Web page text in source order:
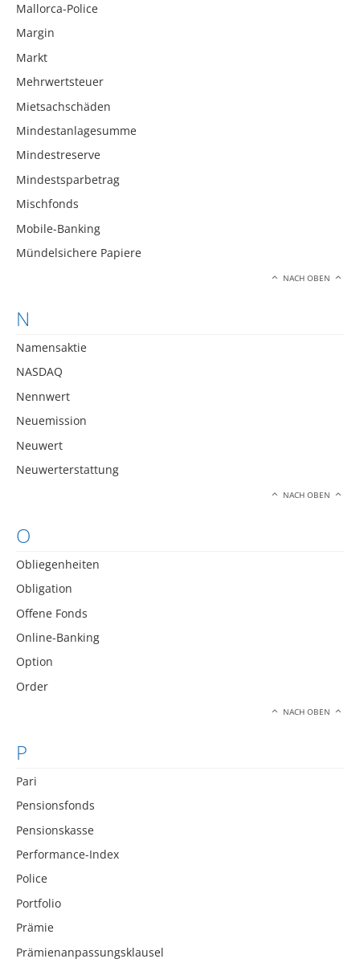
Mallorca-Police
Margin
Markt
Mehrwertsteuer
Mietsachschäden
Mindestanlagesumme
Mindestreserve
Mindestsparbetrag
Mischfonds
Mobile-Banking
Mündelsichere Papiere
NACH OBEN
N
Namensaktie
NASDAQ
Nennwert
Neuemission
Neuwert
Neuwerterstattung
NACH OBEN
O
Obliegenheiten
Obligation
Offene Fonds
Online-Banking
Option
Order
NACH OBEN
P
Pari
Pensionsfonds
Pensionskasse
Performance-Index
Police
Portfolio
Prämie
Prämienanpassungsklausel